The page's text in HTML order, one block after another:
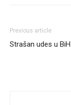
Previous article
Strašan udes u BiH